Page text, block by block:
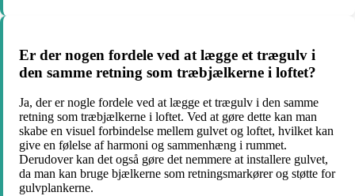
Er der nogen fordele ved at lægge et trægulv i
den samme retning som træbjælkerne i loftet?
Ja, der er nogle fordele ved at lægge et trægulv i den samme
retning som træbjælkerne i loftet. Ved at gøre dette kan man
skabe en visuel forbindelse mellem gulvet og loftet, hvilket kan
give en følelse af harmoni og sammenhæng i rummet.
Derudover kan det også gøre det nemmere at installere gulvet,
da man kan bruge bjælkerne som retningsmarkører og støtte for
gulvplankerne.